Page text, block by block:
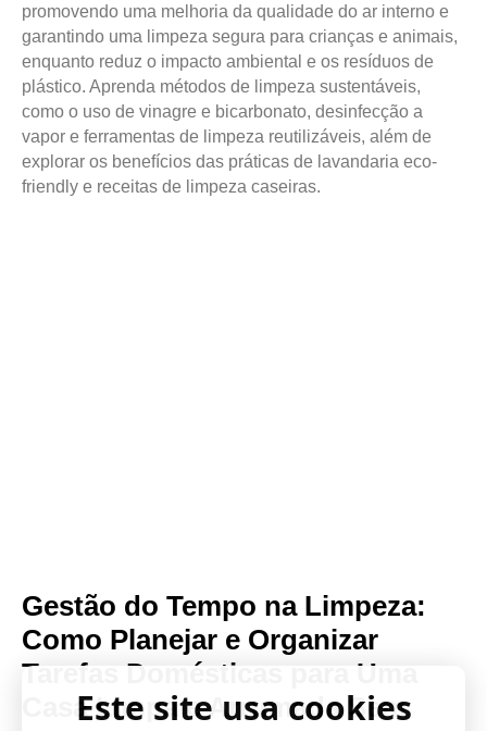
promovendo uma melhoria da qualidade do ar interno e
garantindo uma limpeza segura para crianças e animais,
enquanto reduz o impacto ambiental e os resíduos de
plástico. Aprenda métodos de limpeza sustentáveis,
como o uso de vinagre e bicarbonato, desinfecção a
vapor e ferramentas de limpeza reutilizáveis, além de
explorar os benefícios das práticas de lavandaria eco-
friendly e receitas de limpeza caseiras.
Gestão do Tempo na Limpeza:
Como Planejar e Organizar
Tarefas Domésticas para Uma
Casa Limpa e Arrumada Sem
Este site usa cookies